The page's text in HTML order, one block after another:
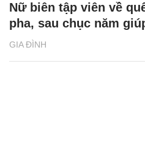
GIA ĐÌNH
Nữ biên tập viên về
pha, sau chục năm